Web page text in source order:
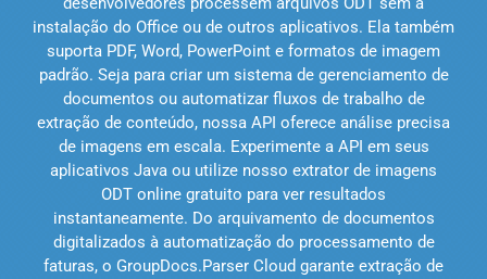
instalação do Office ou de outros aplicativos. Ela também
suporta PDF, Word, PowerPoint e formatos de imagem
padrão. Seja para criar um sistema de gerenciamento de
documentos ou automatizar fluxos de trabalho de
extração de conteúdo, nossa API oferece análise precisa
de imagens em escala. Experimente a API em seus
aplicativos Java ou utilize nosso extrator de imagens
ODT online gratuito para ver resultados
instantaneamente. Do arquivamento de documentos
digitalizados à automatização do processamento de
faturas, o GroupDocs.Parser Cloud garante extração de